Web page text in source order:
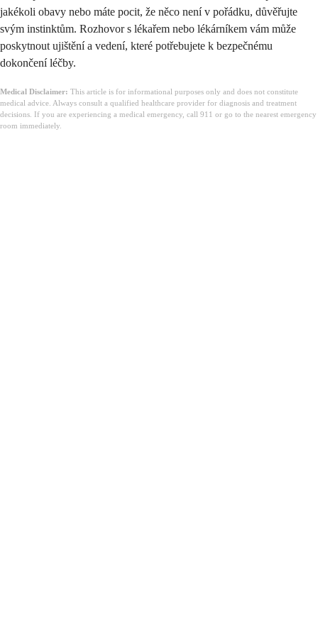
jakékoli obavy nebo máte pocit, že něco není v pořádku, důvěřujte
svým instinktům. Rozhovor s lékařem nebo lékárníkem vám může
poskytnout ujištění a vedení, které potřebujete k bezpečnému
dokončení léčby.
Medical Disclaimer: This article is for informational purposes only and does not constitute
medical advice. Always consult a qualified healthcare provider for diagnosis and treatment
decisions. If you are experiencing a medical emergency, call 911 or go to the nearest emergency
room immediately.